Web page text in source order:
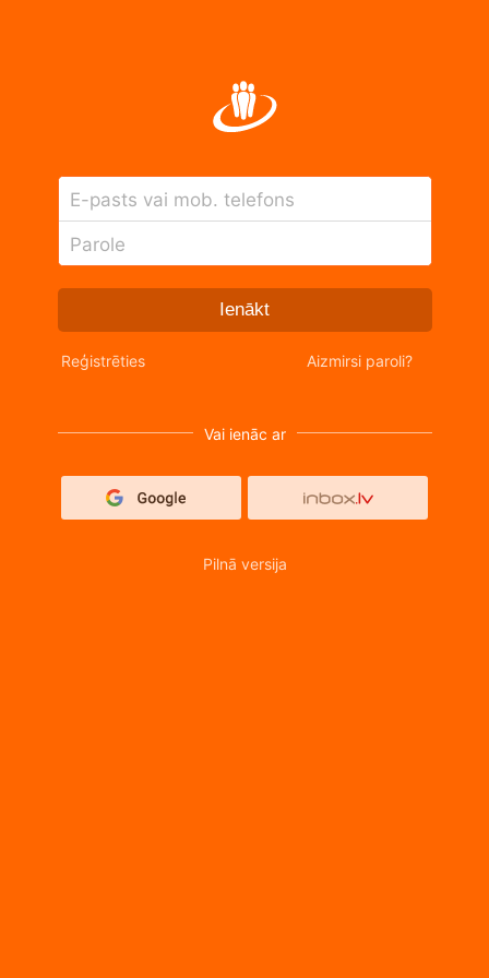
E-pasts vai mob. telefons
Parole
Ienākt
Reģistrēties Aizmirsi paroli?
Vai ienāc ar
Pilnā versija